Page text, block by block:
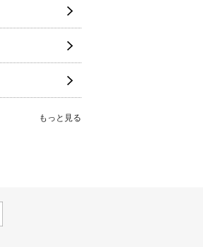
もっと見る